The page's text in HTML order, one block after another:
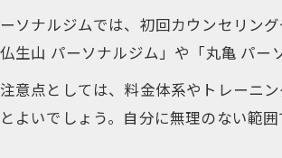
ソナルジムでは、初回カウンセリン
生山 パーソナルジム」や「丸亀 パ
意点としては、料金体系やトレーニ
よいでしょう。自分に無理のない範